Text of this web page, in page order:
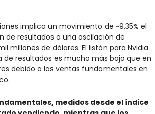
implica un movimiento de ~9,35% el
de resultados o una oscilación de
millones de dólares. El listón para Nvidia
resultados es mucho más bajo que en
debido a las ventas fundamentales en
medidos desde el índice